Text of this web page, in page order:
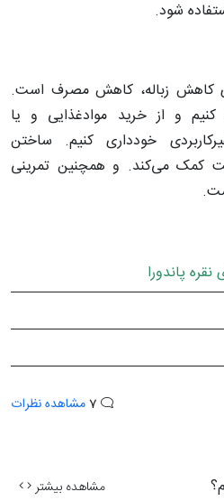
شود.
کاهش زباله، کاهش مصرف است.
و از خرید موادغذایی و یا
خودداری کنیم. ساختن
کمک می‌کند. و همچنین تمرینی
پاندورا
مشاهده نظرات
مشاهده بیشتر